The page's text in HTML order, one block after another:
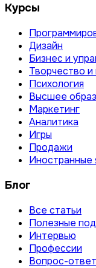
Курсы
Дизайн
Бизнес и
Творчество и
Психология
Высшее
Маркетинг
Аналитика
Игры
Продажи
Иностранные
Блог
Все статьи
Полезные
Интервью
Профессии
Вопрос-ответ